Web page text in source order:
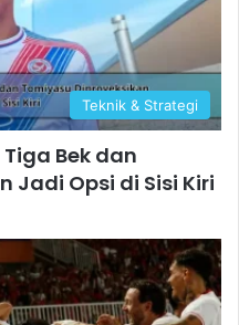
Teknik & Strategi
Bek dan
Jadi Opsi di Sisi Kiri